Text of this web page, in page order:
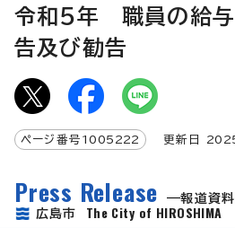
令和5年 職員の給与
告及び勧告
ページ番号 1005222 更新日
Press Release
報道資料
広島市 The City of HIROSHIMA